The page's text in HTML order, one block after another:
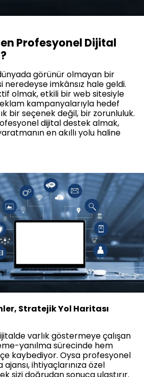
Profesyonel Dijital
görünür olmayan bir
neredeyse imkânsız hale geldi.
olmak, etkili bir web sitesiyle
kampanyalarıyla hedef
bir seçenek değil, bir zorunluluk.
dijital destek almak,
en akıllı yolu haline
Stratejik Yol Haritası
varlık göstermeye çalışan
yanılma sürecinde hem
kaybediyor. Oysa profesyonel
ihtiyaçlarınıza özel